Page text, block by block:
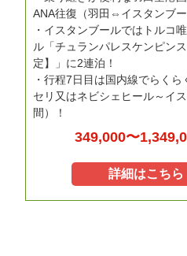
ANA往復（羽田⇔イスタンブー
イスタンブールではトルコ
ル「チュランパレスケンピン
定】」に2連泊！
行程7日目は国内線でらくら
セリ又はネビシェヒール～イ
間）！
349,000〜
詳細はこちら